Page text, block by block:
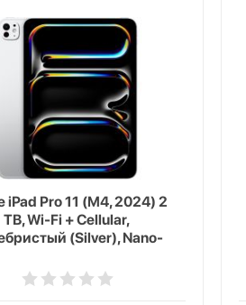
iPad Pro 11 (M4, 2024) 2
TB, Wi-Fi + Cellular,
(Silver), Nano-